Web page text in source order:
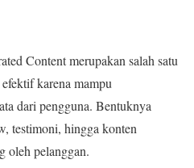
Content merupakan salah satu
karena mampu
dari pengguna. Bentuknya
testimoni, hingga konten
oleh pelanggan.